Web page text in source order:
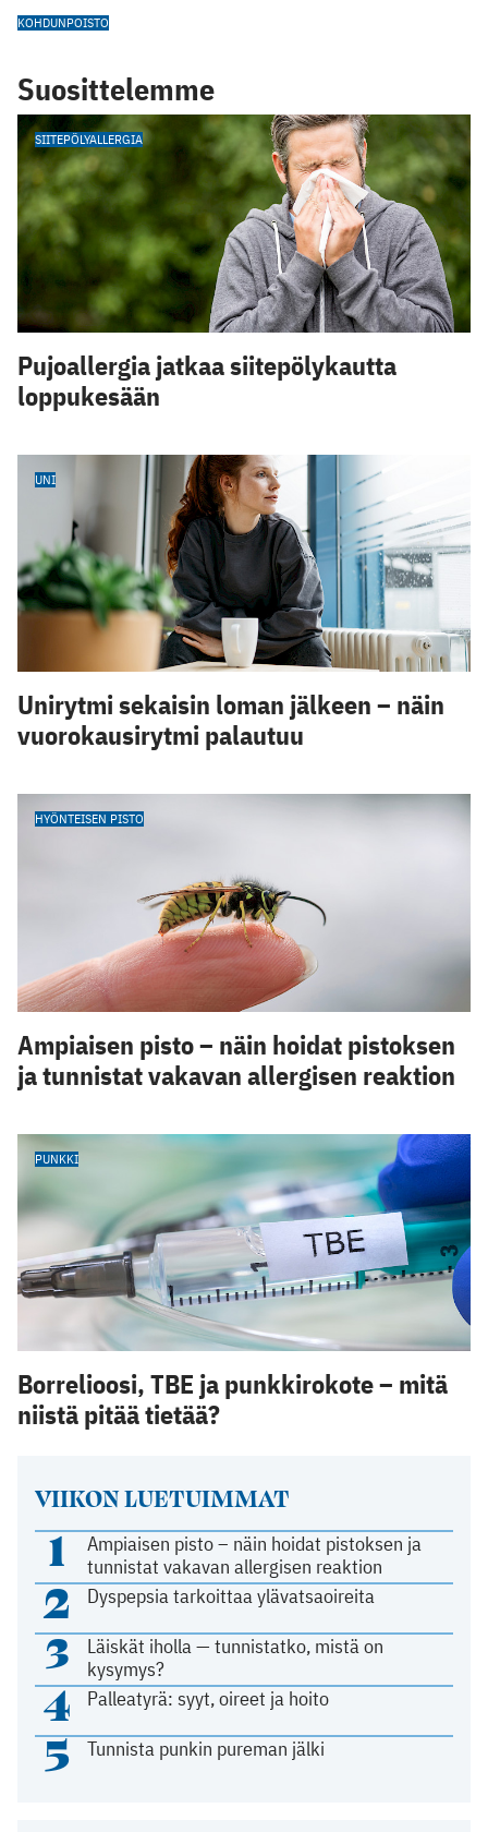
VIIKON LUETUIMMAT
1
Ampiaisen pisto – näin hoidat pistoksen ja
tunnistat vakavan allergisen reaktion
2 Dyspepsia tarkoittaa ylävatsaoireita
3
Läiskät iholla — tunnistatko, mistä on
kysymys?
4 Palleatyrä: syyt, oireet ja hoito
5 Tunnista punkin pureman jälki
KOHDUNPOISTO
Suosittelemme
SIITEPÖLYALLERGIA
Pujoallergia jatkaa siitepölykautta
loppukesään
UNI
Unirytmi sekaisin loman jälkeen – näin
vuorokausirytmi palautuu
HYÖNTEISEN PISTO
Ampiaisen pisto – näin hoidat pistoksen
ja tunnistat vakavan allergisen reaktion
PUNKKI
Borrelioosi, TBE ja punkkirokote – mitä
niistä pitää tietää?